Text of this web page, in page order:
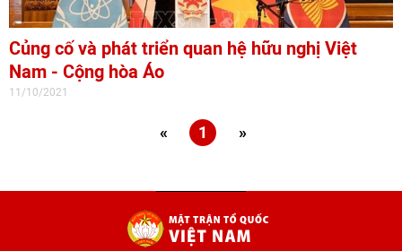
Củng cố và phát triển quan hệ hữu nghị Việt
Nam - Cộng hòa Áo
11/10/2021
« 1 »